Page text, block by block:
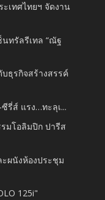
เทศไทยฯ จัดงาน
นทรัลรีเทล “ณัฐ
ธุรกิจสร้างสรรค์
รี่ส์ แรง…ทะลุเ...
รมโอลิมปิก ปารีส
ะผนังห้องประชุม
125i"